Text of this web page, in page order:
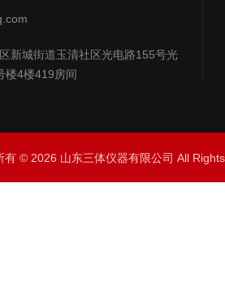
新城街道玉清社区光电路155号光
楼4楼419房间
有 © 2026 山东三体仪器有限公司 All